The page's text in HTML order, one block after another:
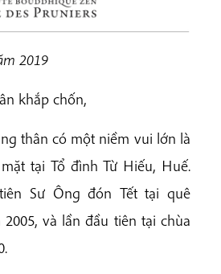
2019
khắp chốn,
thân có một niềm vui lớn là
tại Tổ đình Từ Hiếu, Huế.
Sư Ông đón Tết tại quê
và lần đầu tiên tại chùa